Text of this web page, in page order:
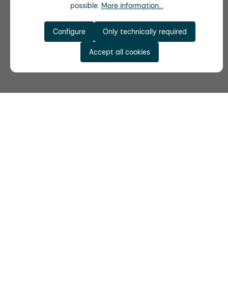
possible. More information...
Only technically required
Configure
Accept all cookies